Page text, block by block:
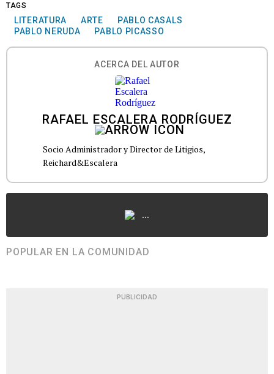
TAGS
LITERATURA ARTE
PABLO CASALS
PABLO NERUDA
PABLO PICASSO
ACERCA DEL AUTOR
RAFAEL ESCALERA RODRÍGUEZ
Socio Administrador y Director de Litigios,
Reichard&Escalera
...
POPULAR EN LA COMUNIDAD
PUBLICIDAD